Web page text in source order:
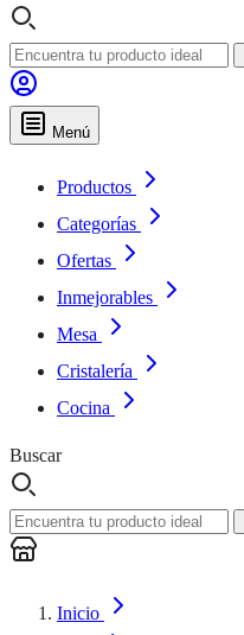
Menú
Productos
Categorías
Ofertas
Inmejorables
Mesa
Cristalería
Cocina
Buscar
Inicio